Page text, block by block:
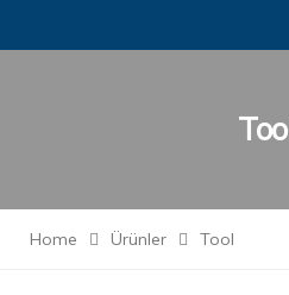
Tool
Home Ürünler Tool